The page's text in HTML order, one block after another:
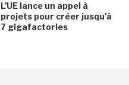
L'UE lance un appel à
projets pour créer jusqu'à
7 gigafactories